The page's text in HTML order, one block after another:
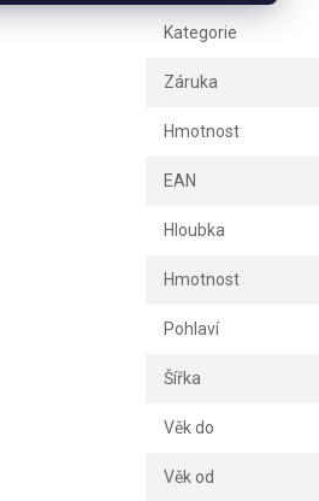
Kategorie
Záruka
Hmotnost
EAN
Hloubka
Hmotnost
Pohlaví
Šířka
Věk do
Věk od